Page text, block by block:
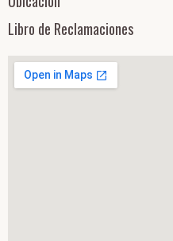
Libro de Reclamaciones